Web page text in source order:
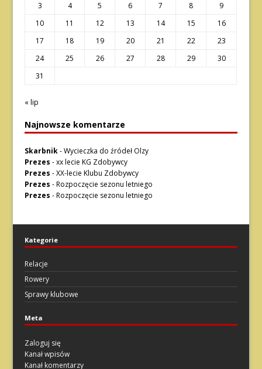
3
4 5 6 7 8
9
10
11 12 13 14 15
16
17
18 19 20 21 22
23
24
25 26 27 28 29
30
31
« lip
Najnowsze komentarze
Skarbnik-Wycieczka do źródeł Olzy
Prezes -xx lecie KG Zdobywcy
Prezes -XX-lecie Klubu Zdobywcy
Prezes -Rozpoczęcie sezonu letniego
Prezes -Rozpoczęcie sezonu letniego
Kategorie
Relacje
Rowery
Sprawy klubowe
Meta
Zaloguj się
Kanał wpisów
Kanał komentarzy